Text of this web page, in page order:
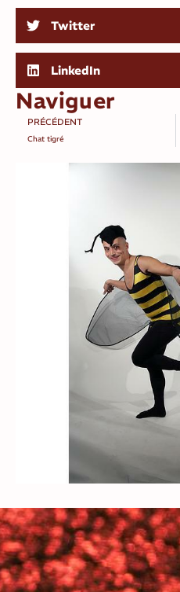
Twitter
LinkedIn
Naviguer
PRÉCÉDENT
Chat tigré